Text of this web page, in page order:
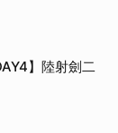
】陸射劍二